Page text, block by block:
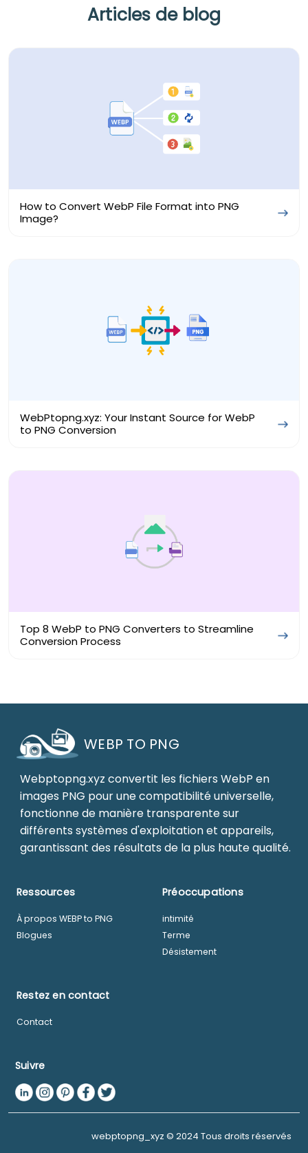
Articles de blog
How to Convert WebP File Format into PNG
Image?
WebPtopng.xyz: Your Instant Source for WebP
to PNG Conversion
Top 8 WebP to PNG Converters to Streamline
Conversion Process
WEBP TO PNG
Webptopng.xyz convertit les fichiers WebP en
images PNG pour une compatibilité universelle,
fonctionne de manière transparente sur
différents systèmes d'exploitation et appareils,
garantissant des résultats de la plus haute qualité.
Ressources
À propos WEBP to PNG
Blogues
Préoccupations
intimité
Terme
Désistement
Restez en contact
Contact
Suivre
webptopng_xyz © 2024 Tous droits réservés